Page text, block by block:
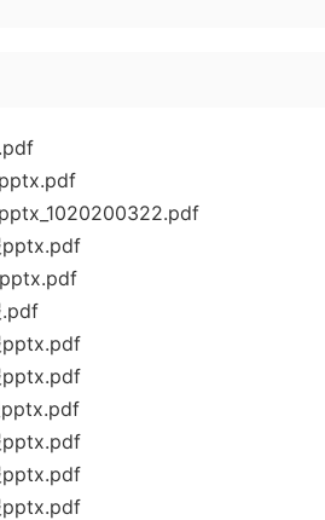
pptx.pdf
pptx.pdf
pptx.pdf
.pdf
pptx.pdf
pptx.pdf
pptx.pdf
pptx.pdf
pptx.pdf
pptx.pdf